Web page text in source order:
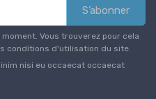
S’abonner
Vous trouverez pour cela
conditions d'utilisation du site.
nisi eu occaecat occaecat